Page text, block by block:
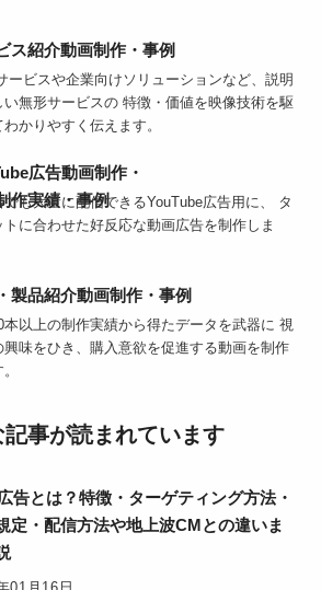
ス紹介動画制作・事例
ービスや企業向けソリューションなど、説明
い無形サービスの 特徴・価値を映像技術を駆
かりやすく伝えます。
広告動画制作・
作実績・事例
でも大量に配信できるYouTube広告用に、 タ
トに合わせた好反応な動画広告を制作しま
製品紹介動画制作・事例
本以上の制作実績から得たデータを武器に 視
興味をひき、購入意欲を促進する動画を制作
事が読まれています
告とは？特徴・ターゲティング方法・
定・配信方法や地上波CMとの違いま